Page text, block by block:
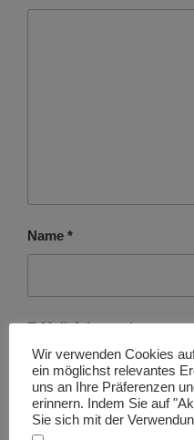
Name *
E-Mail-Adresse*
Website
Wir verwenden Cookies
ein möglichst relevantes
uns an Ihre Präferenzen
erinnern. Indem Sie auf
Sie sich mit der